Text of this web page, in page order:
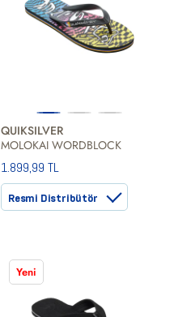
QUIKSILVER
MOLOKAI WORDBLOCK
1.899,99 TL
Resmi Distribütör
Yeni